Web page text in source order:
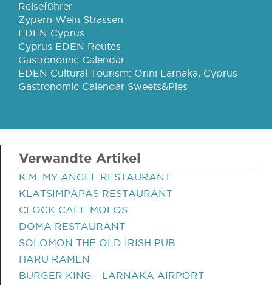
Reiseführer
Zypern Wein Strassen
EDEN Cyprus
Cyprus EDEN Routes
Gastronomic Calendar
EDEN Cultural Tourism: Orini Larnaka, Cyprus
Gastronomic Calendar Sweets&Pies
Verwandte Artikel
K.M. MY ANGEL RESTAURANT
KLATSIMPAPAS RESTAURANT
CLOCK CAFE MOLOS
DOMA RESTAURANT
SOLOMON THE OLD IRISH PUB
HARU RAMEN
BURGER KING - LARNAKA AIRPORT